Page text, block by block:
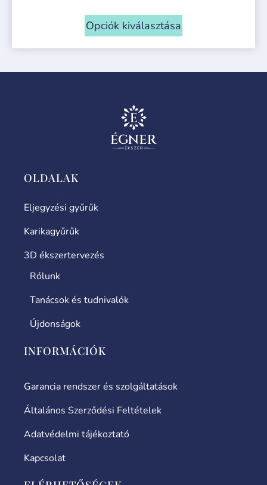
Opciók kiválasztása
OLDALAK
Eljegyzési gyűrűk
Karikagyűrűk
3D ékszertervezés
Rólunk
Tanácsok és tudnivalók
Újdonságok
INFORMÁCIÓK
Garancia rendszer és szolgáltatások
Általános Szerződési Feltételek
Adatvédelmi tájékoztató
Kapcsolat